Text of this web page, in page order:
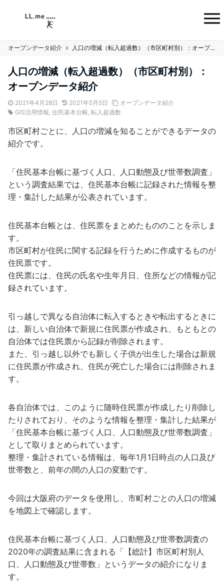
オープンデータ紹介 人口の増減（転入超過数）（市区町村別）：オープンデータ紹介
人口の増減（転入超過数）（市区町村別）：
オープンデータ紹介
2021年4月28日 2021年5月5日
オープンデータ紹介
GIS活用情報, 住民基本台帳, 転入超過数
市区町村ごとに、人口の増減を知ることができるデータの
紹介です。
「住民基本台帳に基づく人口、人口動態及び世帯数調査」
という調査結果では、住民基本台帳に記録された情報を整
理・集計した結果が公表されています。
住民基本台帳とは、住民票をまとめたもののことを示しま
す。
市区町村が住民に関する記録を行うために作成するものが
住民票です。
住民票には、住民の氏名や生年月日、住所などの情報が記
録されています。
引っ越しで異なる自治体に転入するときや転出するときに
は、新しい自治体で新規に住民票が作成され、もともとの
自治体では住民票から記録が削除されます。
また、引っ越し以外でも新しく子供が出生した場合は新規
に住民票が作成され、住民が死亡した場合には削除されま
す。
各自治体では、このように随時住民票が作成したり削除し
たりされており、そのような情報を整理・集計した結果が
「住民基本台帳に基づく人口、人口動態及び世帯数調査」
として取りまとめられています。
整理・集計されている情報は、毎年1月1日時点の人口及び
世帯数と、前年の間の人口の変動です。
今回は大阪府のデータを使用し、市町村ごとの人口の増減
を地図上で確認します。
住民基本台帳に基づく人口、人口動態及び世帯数調査の
2020年の調査結果に含まれる「【総計】市区町村別人
口、人口動態及び世帯数」というデータの紹介になりま
す。